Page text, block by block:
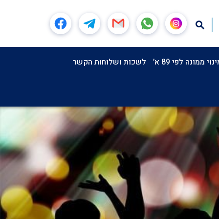
ממונה לפי 89 א’ לשכות ושלוחות הקשר